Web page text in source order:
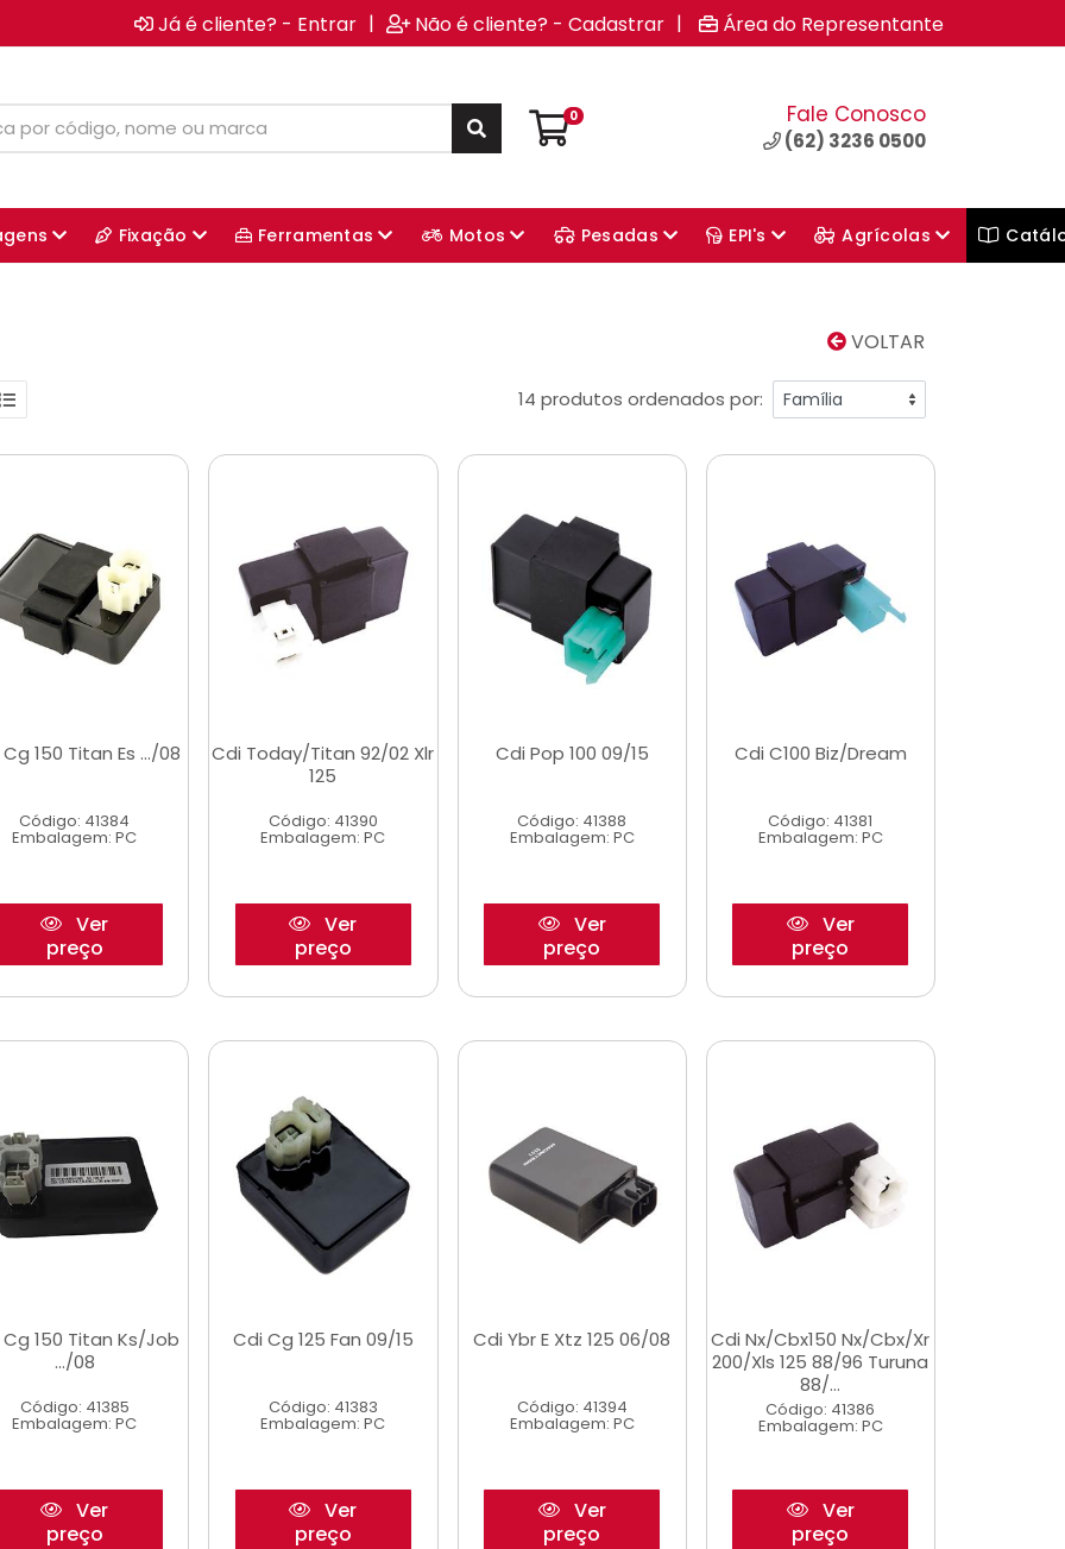
Já é cliente? - Entrar | Não é cliente? - Cadastrar | Área do Representante
0 Fale Conosco
(62) 3236 0500
Fixação Ferramentas Motos Pesadas EPI's Agrícolas
VOLTAR
14 produtos ordenados por:
150 Titan Es .../08
Código: 41384
Embalagem: PC
Ver
preço
Cdi Today/Titan 92/02 Xlr
125
Código: 41390
Embalagem: PC
Ver
preço
Cdi Pop 100 09/15
Código: 41388
Embalagem: PC
Ver
preço
Cdi C100 Biz/Dream
Código: 41381
Embalagem: PC
Ver
preço
150 Titan Ks/Job
.../08
Código: 41385
Embalagem: PC
Ver
preço
Cdi Cg 125 Fan 09/15
Código: 41383
Embalagem: PC
Ver
preço
Cdi Ybr E Xtz 125 06/08
Código: 41394
Embalagem: PC
Ver
preço
Cdi Nx/Cbx150 Nx/Cbx/Xr
200/Xls 125 88/96 Turuna
88/...
Código: 41386
Embalagem: PC
Ver
preço